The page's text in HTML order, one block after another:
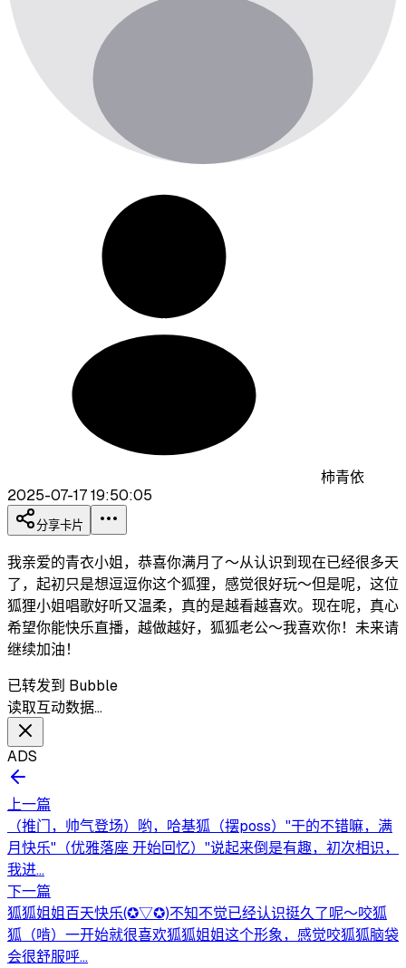
柿青依
2025-07-17 19:50:05
分享卡片
我亲爱的青衣小姐，恭喜你满月了～从认识到现在已经很多天
了，起初只是想逗逗你这个狐狸，感觉很好玩～但是呢，这位
狐狸小姐唱歌好听又温柔，真的是越看越喜欢。现在呢，真心
希望你能快乐直播，越做越好，狐狐老公～我喜欢你！未来请
继续加油！
已转发到 Bubble
读取互动数据…
ADS
上一篇
（推门，帅气登场）哟，哈基狐（摆poss）"干的不错嘛，满
月快乐"（优雅落座 开始回忆）"说起来倒是有趣，初次相识，
我进...
下一篇
狐狐姐姐百天快乐(✪▽✪)不知不觉已经认识挺久了呢～咬狐
狐（啃）一开始就很喜欢狐狐姐姐这个形象，感觉咬狐狐脑袋
会很舒服呼...